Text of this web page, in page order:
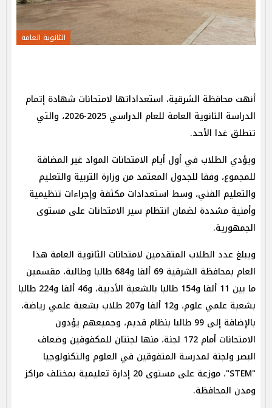
الثانوية العامة
أنهت محافظة الشرقية، استعداداتها لامتحانات شهادة إتمام
الدراسة الثانوية العامة للعام الدراسي 2025-2026، والتي
تنطلق غدا الأحد.
ويؤدي الطلاب في أول أيام الامتحانات المواد غير المضافة
للمجموع، وفقا للجدول المعتمد من وزارة التربية والتعليم
والتعليم الفني، وسط استعدادات مكثفة وإجراءات تنظيمية
وأمنية مشددة لضمان انتظام سير الامتحانات على مستوى
الجمهورية.
ويبلغ عدد الطلاب المتقدمين لامتحانات الثانوية العامة هذا
العام بمحافظة الشرقية 69 ألفا و684 طالبا وطالبة، مقسمين
ما بين 11 ألفا و154 طالبا بالشعبة الأدبية، و46 ألفا و224 طالبا
بشعبة علمي علوم، و12 ألفا و207 طلاب بشعبة علمي رياضة،
بالإضافة إلى 99 طالبا بنظام قديم، وجميعهم يؤدون
الامتحانات أمام 172 لجنة، منها لجنتان للمكفوفين وضعاف
البصر ولجنة لمدرسة المتفوقين في العلوم والتكنولوجيا
"STEM"، موزعة على مستوى 20 إدارة تعليمية بمختلف مراكز
ومدن المحافظة.